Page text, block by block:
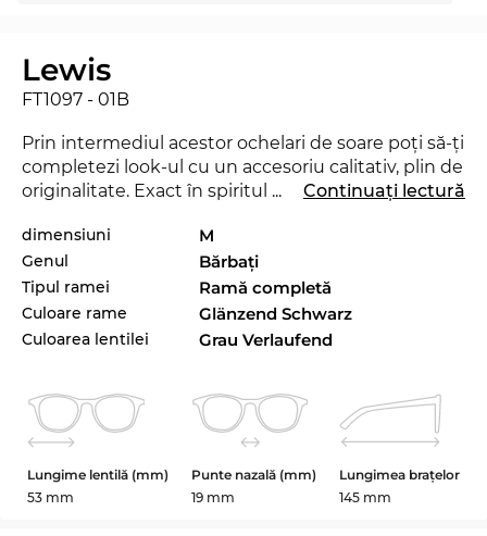
Lewis
FT1097 - 01B
Prin intermediul acestor ochelari de soare poţi să-ţi
completezi look-ul cu un accesoriu calitativ, plin de
originalitate. Exact în spiritul motto-ului Edel-
aproape de staruri decât ai crede şi vei reuşi să
trezeşti uimirea în orice situaţie. Modelul FT1097
este lansat de curând pe piaţă în 2024, aşa încât cu
siguranţă vei fi la ultimul răcnet cu aceşti ochelari.
Sunt frumoşi, dar totuşi o altă culoare ar fi mai
din sortimentul nostru de la
Tom Ford
, din 2023 şi
2024.
Această pereche de ochelari a fost special creată
pentru
. Stilul Newschool cool se îmbină
... Continuați lectură
dimensiuni M
Genul Bărbaţi
Tipul ramei Ramă completă
Culoare rame Glänzend Schwarz
Culoarea lentilei Grau Verlaufend
Lungime lentilă (mm)
53 mm
Punte nazală (mm)
19 mm
Lungimea brațelor
145 mm